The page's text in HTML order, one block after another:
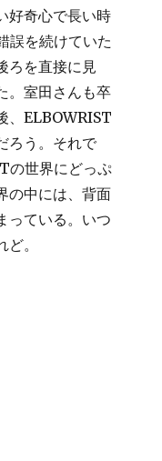
好奇心で長い時
誤を続けていた
ろを直接に見
。室田さんも卒
、ELBOWRIST
ろう。それで
の世界にどっぷ
の中には、背面
っている。いつ
。